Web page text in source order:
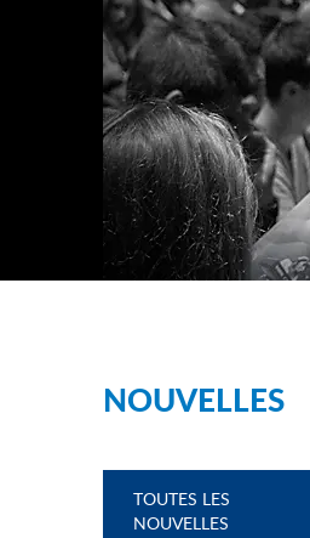
NOUVELLES
TOUTES LES
NOUVELLES